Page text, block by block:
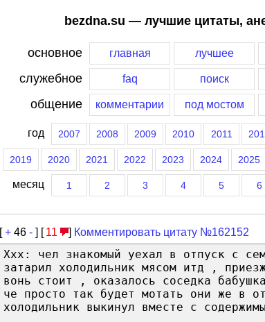
bezdna.su — лучшие цитаты,
основное главная лучшее
служебное faq поиск
общение комментарии под мостом
год 2007 2008 2009 2010 2011
2019 2020 2021 2022 2023 2024 2025
месяц 1 2 3 4 5 6
[+ 46 - ] [ 11 ] Комментировать цитату №162152
Xxx: чел знакомый уехал в отпуск с
затарил холодильник мясом итд ,
вонь стоит , оказалось соседка
че просто так будет мотать они же в
холодильник выкинул вместе с